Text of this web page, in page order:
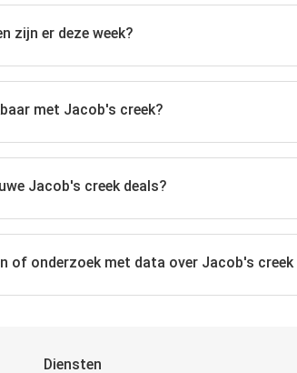
zijn er deze week?
met Jacob's creek?
Jacob's creek deals?
of onderzoek met data over Jacob's creek
Diensten